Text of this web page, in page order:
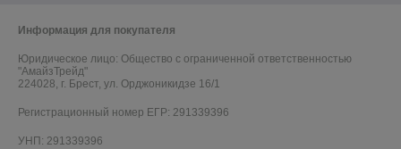
Информация для покупателя
Юридическое лицо: Общество с ограниченной ответственностью
"АмайзТрейд"
224028, г. Брест, ул. Орджоникидзе 16/1
Регистрационный номер ЕГР: 291339396
УНП: 291339396